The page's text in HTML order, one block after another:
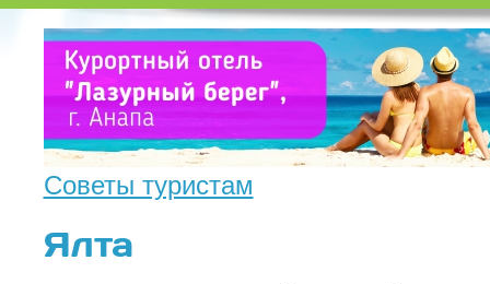
Советы туристам
Ялта